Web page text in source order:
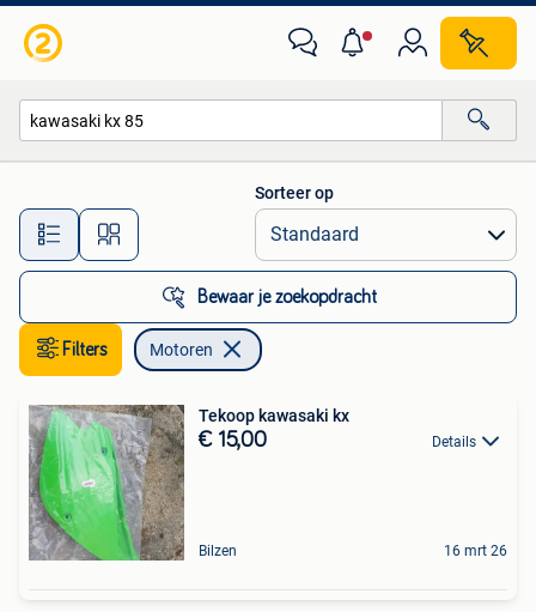
Alle afstanden…
Sorteer op
Bewaar je zoekopdracht
Filters Motoren
Tekoop kawasaki kx
€ 15,00 Details
Bilzen 16 mrt 26